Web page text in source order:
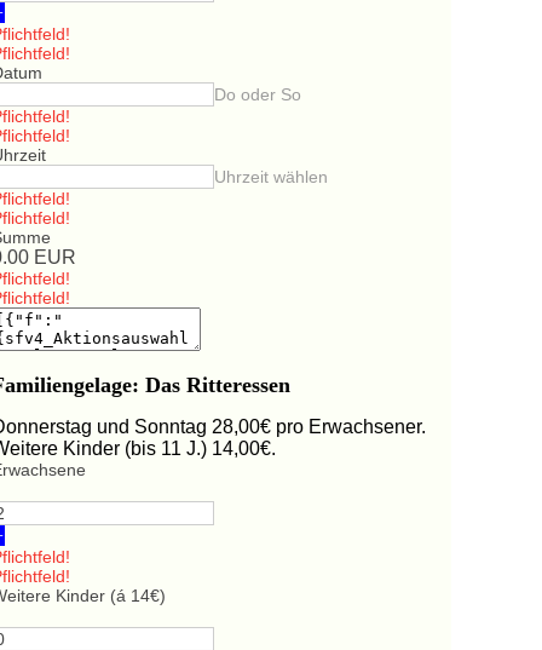
Do oder So
Uhrzeit wählen
EUR
Das Ritteressen
und Sonntag 28,00€ pro Erwachsener.
Kinder (bis 11 J.) 14,00€.
Kinder (á 14€)